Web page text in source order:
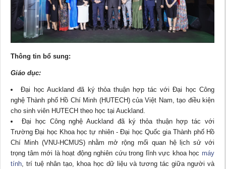
Thông tin bổ sung:
Giáo dục:
Đại học Auckland đã ký thỏa thuận hợp tác với Đại học Công
nghệ Thành phố Hồ Chí Minh (HUTECH) của Việt Nam, tạo điều kiện
cho sinh viên HUTECH theo học tại Auckland.
Đại học Công nghệ Auckland đã ký thỏa thuận hợp tác với
Trường Đại học Khoa học tự nhiên - Đại học Quốc gia Thành phố Hồ
Chí Minh (VNU-HCMUS) nhằm mở rộng mối quan hệ lịch sử với
trọng tâm mới là hoạt động nghiên cứu trong lĩnh vực khoa học máy
tính, trí tuệ nhân tạo, khoa học dữ liệu và tương tác giữa người và